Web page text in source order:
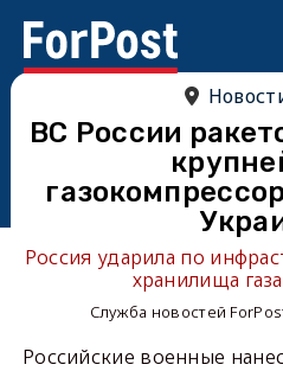
ВС России
Россия ударила по
хранилища
Служба новостей
Российские военные